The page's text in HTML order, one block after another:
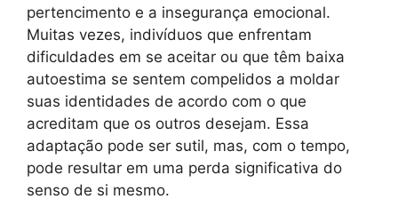
pertencimento e a insegurança emocional.
Muitas vezes, indivíduos que enfrentam
dificuldades em se aceitar ou que têm baixa
autoestima se sentem compelidos a moldar
suas identidades de acordo com o que
acreditam que os outros desejam. Essa
adaptação pode ser sutil, mas, com o tempo,
pode resultar em uma perda significativa do
senso de si mesmo.